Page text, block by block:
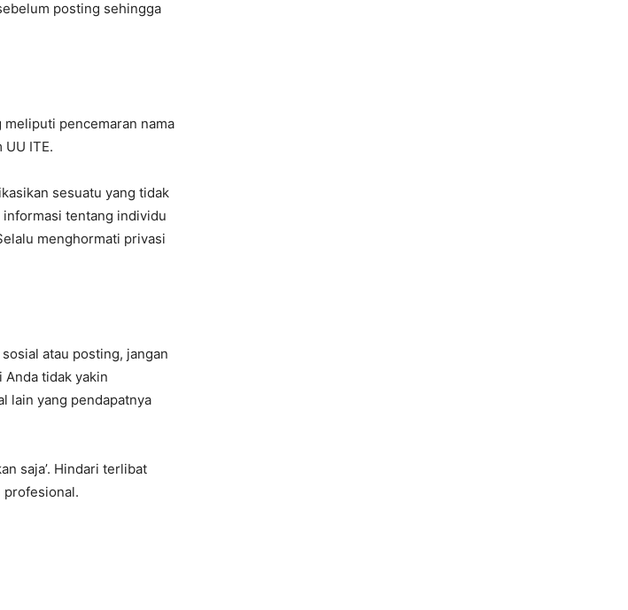
posting sehingga
pencemaran nama
ITE.
sesuatu yang tidak
tentang individu
menghormati privasi
atau posting, jangan
tidak yakin
lain yang pendapatnya
saja’. Hindari terlibat
profesional.